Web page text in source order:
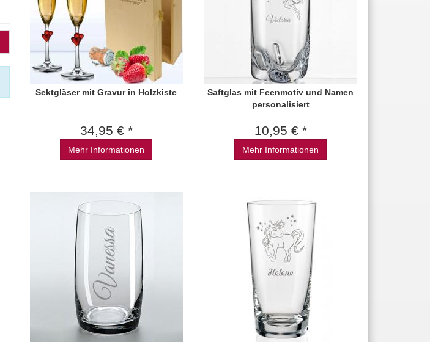
Sektgläser mit Gravur in Holzkiste
34,95 € *
Mehr Informationen
Saftglas mit Feenmotiv und Namen
personalisiert
10,95 € *
Mehr Informationen